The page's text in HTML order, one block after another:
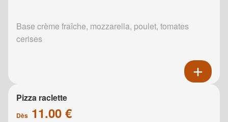
Base crème fraîche, mozzarella, poulet, tomates
cerises
Pizza raclette
Dès 11.00 €